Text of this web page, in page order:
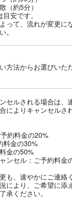
（約5分）
安です。
って、流れが変更に
。
方法からお選びいた
セルされる場合は、
によりキャンセルさ
約料金の20%
料金の30%
金の50%
ンセル：ご予約料金
も、速やかにご連絡
により、ご希望に添
承ください。